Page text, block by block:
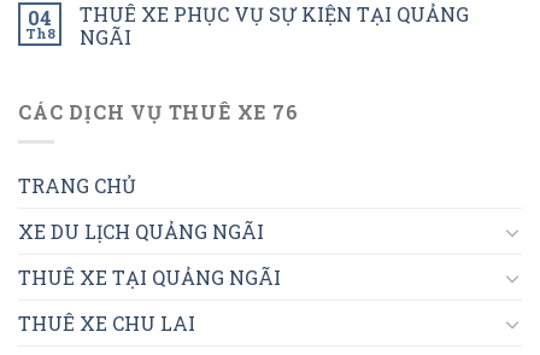
04
Th8
THUÊ XE PHỤC VỤ SỰ KIỆN TẠI QUẢNG
NGÃI
CÁC DỊCH VỤ THUÊ XE 76
TRANG CHỦ
XE DU LỊCH QUẢNG NGÃI
THUÊ XE TẠI QUẢNG NGÃI
THUÊ XE CHU LAI